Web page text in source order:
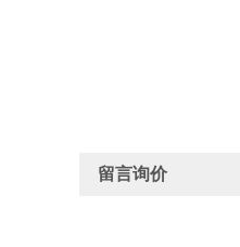
留言询价